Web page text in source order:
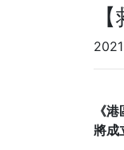
《
將成